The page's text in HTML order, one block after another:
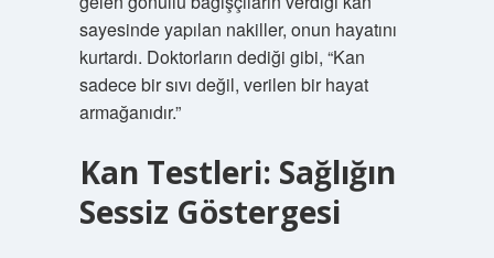
sayesinde yapılan nakiller, onun hayatını
kurtardı. Doktorların dediği gibi, “Kan
sadece bir sıvı değil, verilen bir hayat
armağanıdır.”
Kan Testleri: Sağlığın
Sessiz Göstergesi